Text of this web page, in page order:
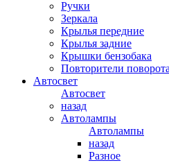
Ручки
Зеркала
Крылья передние
Крылья задние
Крышки бензобака
Повторители
Автосвет
Автосвет
назад
Автолампы
Автолампы
назад
Разное